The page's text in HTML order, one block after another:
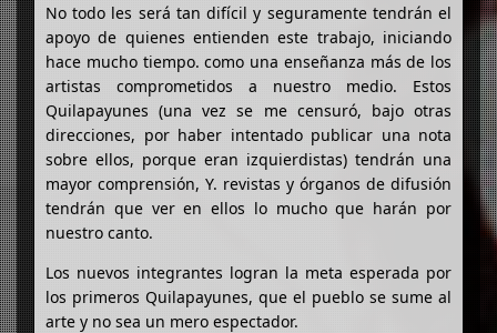
No todo les será tan difícil y seguramente tendrán el
apoyo de quienes entienden este trabajo, iniciando
hace mucho tiempo. como una enseñanza más de los
artistas comprometidos a nuestro medio. Estos
Quilapayunes (una vez se me censuró, bajo otras
direcciones, por haber intentado publicar una nota
sobre ellos, porque eran izquierdistas) tendrán una
mayor comprensión, Y. revistas y órganos de difusión
tendrán que ver en ellos lo mucho que harán por
nuestro canto.
Los nuevos integrantes logran la meta esperada por
los primeros Quilapayunes, que el pueblo se sume al
arte y no sea un mero espectador.